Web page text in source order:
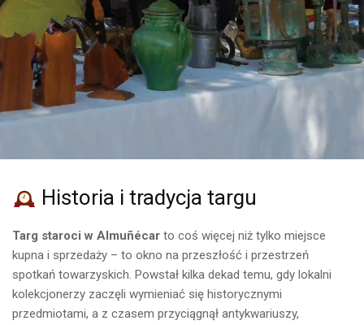
Historia i tradycja targu
Targ staroci w Almuñécar to coś więcej niż tylko miejsce
kupna i sprzedaży – to okno na przeszłość i przestrzeń
spotkań towarzyskich. Powstał kilka dekad temu, gdy lokalni
kolekcjonerzy zaczęli wymieniać się historycznymi
przedmiotami, a z czasem przyciągnął antykwariuszy,